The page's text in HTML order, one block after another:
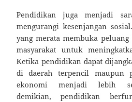
Pendidikan juga menjadi
mengurangi kesenjangan
yang merata membuka peluang
masyarakat untuk
Ketika pendidikan dapat
di daerah terpencil maupun
ekonomi menjadi lebih
demikian, pendidikan